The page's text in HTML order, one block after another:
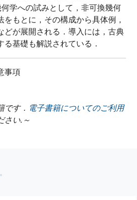
何学への試みとして，非可換幾何
をもとに，その構成から具体例，
どが展開される．導入には，古典
る基礎も解説されている．
事項
です． 電子書籍についてのご利用
さい.～